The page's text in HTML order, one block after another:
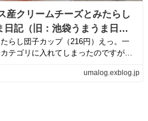
産クリームチーズとみたらし
日記（旧：池袋うまうま日
らし団子カップ（216円）えっ。一
テゴリに入れてしまったのですが、
umalog.exblog.jp